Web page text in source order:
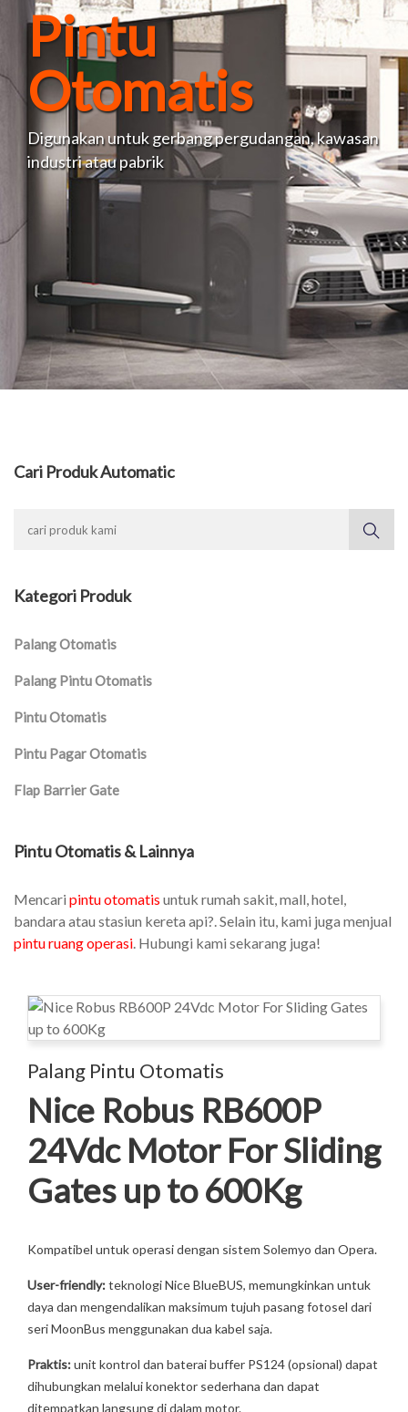
Pintu
Otomatis
Digunakan untuk gerbang pergudangan, kawasan
industri atau pabrik
Cari Produk Automatic
Kategori Produk
Palang Otomatis
Palang Pintu Otomatis
Pintu Otomatis
Pintu Pagar Otomatis
Flap Barrier Gate
Pintu Otomatis & Lainnya
Mencari pintu otomatis untuk rumah sakit, mall, hotel,
bandara atau stasiun kereta api?. Selain itu, kami juga menjual
pintu ruang operasi. Hubungi kami sekarang juga!
Palang Pintu Otomatis
Nice Robus RB600P
24Vdc Motor For Sliding
Gates up to 600Kg
Kompatibel untuk operasi dengan sistem Solemyo dan Opera.
User-friendly:teknologi Nice BlueBUS, memungkinkan untuk
daya dan mengendalikan maksimum tujuh pasang fotosel dari
seri MoonBus menggunakan dua kabel saja.
Praktis:unit kontrol dan baterai buffer PS124 (opsional) dapat
dihubungkan melalui konektor sederhana dan dapat
ditempatkan langsung di dalam motor.